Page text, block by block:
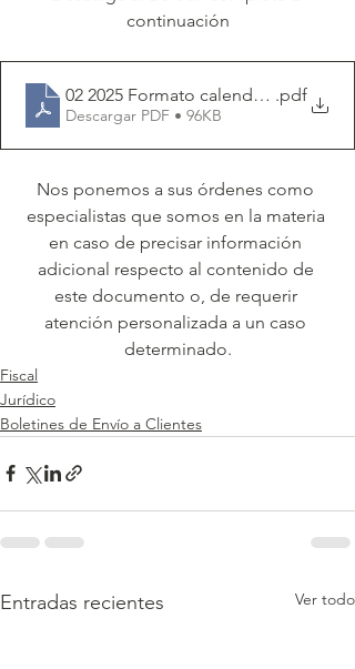
continuación
02 2025 Formato calendario fiscal FG
.pdf
Descargar PDF • 96KB
Nos ponemos a sus órdenes como
especialistas que somos en la materia
en caso de precisar información
adicional respecto al contenido de
este documento o, de requerir
atención personalizada a un caso
determinado.
Fiscal
Jurídico
Boletines de Envío a Clientes
Entradas recientes Ver todo